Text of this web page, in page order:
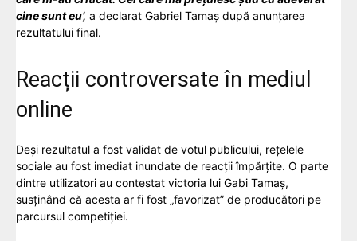
cine sunt eu’, a declarat Gabriel Tamaș după anunțarea
rezultatului final.
Reacții controversate în mediul
online
Deși rezultatul a fost validat de votul publicului, rețelele
sociale au fost imediat inundate de reacții împărțite. O parte
dintre utilizatori au contestat victoria lui Gabi Tamaș,
susținând că acesta ar fi fost „favorizat” de producători pe
parcursul competiției.